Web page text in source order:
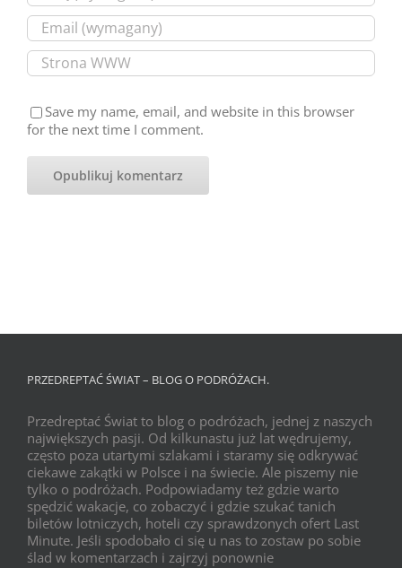
Save my name, email, and website in this browser
for the next time I comment.
PRZEDREPTAĆ ŚWIAT – BLOG O PODRÓŻACH.
Przedreptać Świat to blog o podróżach, jednej z naszych
największych pasji. Od kilkunastu już lat wędrujemy,
często poza utartymi szlakami i staramy się odkrywać
ciekawe zakątki w Polsce i na świecie. Ale piszemy nie
tylko o podróżach. Podpowiadamy też gdzie warto
spędzić wakacje, co zobaczyć i gdzie szukać tanich
biletów lotniczych, hoteli czy sprawdzonych ofert Last
Minute. Jeśli spodobało ci się u nas to zostaw po sobie
ślad w komentarzach i zajrzyj ponownie